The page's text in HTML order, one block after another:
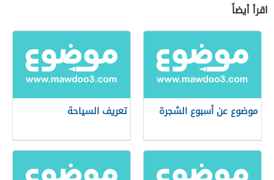
اقرأ أيضاً
موضوع عن أسبوع الشجرة تعريف السياحة